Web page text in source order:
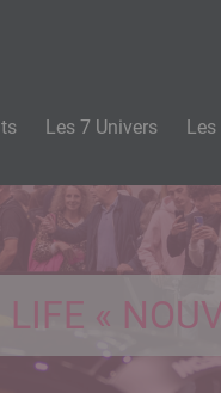
Les 7 Univers
«